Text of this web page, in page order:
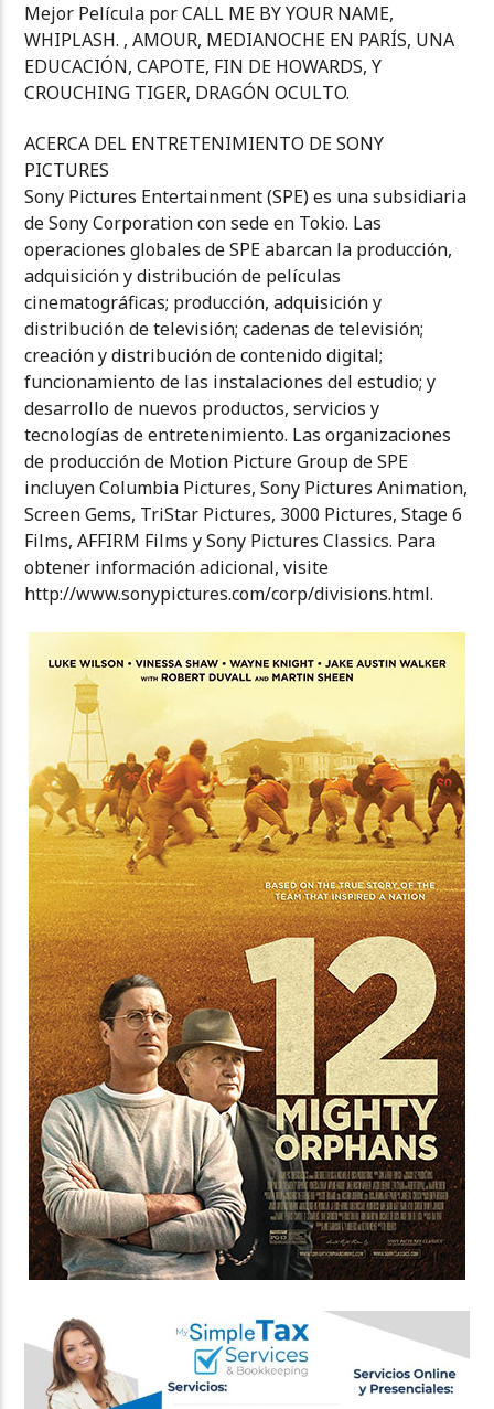
Mejor Película por CALL ME BY YOUR NAME,
WHIPLASH. , AMOUR, MEDIANOCHE EN PARÍS, UNA
EDUCACIÓN, CAPOTE, FIN DE HOWARDS, Y
CROUCHING TIGER, DRAGÓN OCULTO.
ACERCA DEL ENTRETENIMIENTO DE SONY
PICTURES
Sony Pictures Entertainment (SPE) es una subsidiaria
de Sony Corporation con sede en Tokio. Las
operaciones globales de SPE abarcan la producción,
adquisición y distribución de películas
cinematográficas; producción, adquisición y
distribución de televisión; cadenas de televisión;
creación y distribución de contenido digital;
funcionamiento de las instalaciones del estudio; y
desarrollo de nuevos productos, servicios y
tecnologías de entretenimiento. Las organizaciones
de producción de Motion Picture Group de SPE
incluyen Columbia Pictures, Sony Pictures Animation,
Screen Gems, TriStar Pictures, 3000 Pictures, Stage 6
Films, AFFIRM Films y Sony Pictures Classics. Para
obtener información adicional, visite
http://www.sonypictures.com/corp/divisions.html.